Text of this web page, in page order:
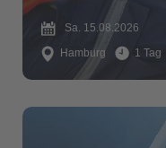
Sa. 15.08.2026
Hamburg
1 Tag